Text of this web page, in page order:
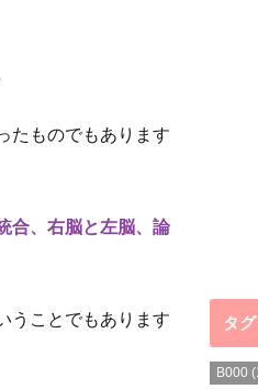
たものでもあります
合、右脳と左脳、論
うことでもあります
タ
B000